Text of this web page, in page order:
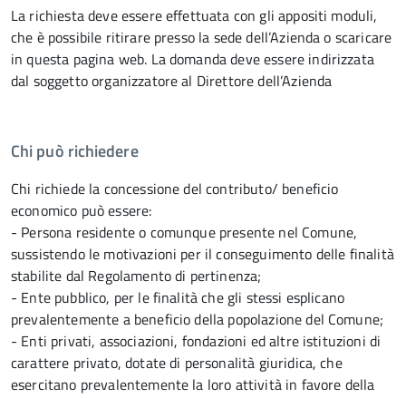
La richiesta deve essere effettuata con gli appositi moduli,
che è possibile ritirare presso la sede dell’Azienda o scaricare
in questa pagina web. La domanda deve essere indirizzata
dal soggetto organizzatore al Direttore dell’Azienda
Chi può richiedere
Chi richiede la concessione del contributo/ beneficio
economico può essere:
- Persona residente o comunque presente nel Comune,
sussistendo le motivazioni per il conseguimento delle finalità
stabilite dal Regolamento di pertinenza;
- Ente pubblico, per le finalità che gli stessi esplicano
prevalentemente a beneficio della popolazione del Comune;
- Enti privati, associazioni, fondazioni ed altre istituzioni di
carattere privato, dotate di personalità giuridica, che
esercitano prevalentemente la loro attività in favore della